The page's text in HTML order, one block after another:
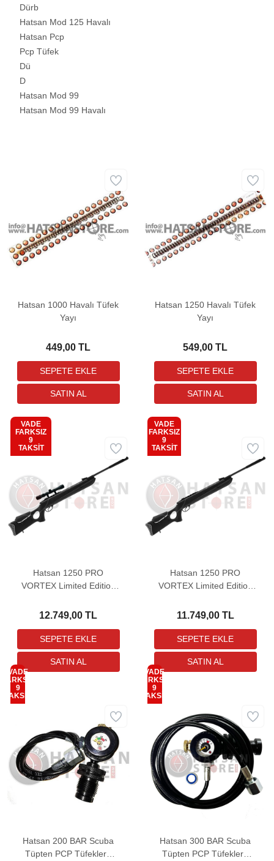
Dürb
Hatsan Mod 125 Havalı
Hatsan Pcp
Pcp Tüfek
Dü
D
Hatsan Mod 99
Hatsan Mod 99 Havalı
Hatsan 1000 Havalı Tüfek
Yayı
449,00 TL
Hatsan 1250 Havalı Tüfek
Yayı
549,00 TL
Hatsan 1250 PRO
VORTEX Limited Edition
12.749,00 TL
Aynı Gün
Ücretsiz
VADE
FARKSIZ
9
TAKSİT
Hatsan 1250 PRO
VORTEX Limited Edition
11.749,00 TL
VADE
FARKSIZ
9
TAKSİT
Kargo
Bedava
Hatsan 200 BAR Scuba
Tüpten PCP Tüfeklere
VADE
FARKSIZ
9
TAKSİT
Hatsan 300 BAR Scuba
Tüpten PCP Tüfeklere
VADE
FARKSIZ
9
TAKSİT